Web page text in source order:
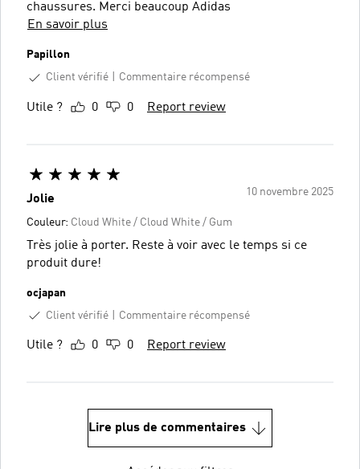
chaussures. Merci beaucoup Adidas
En savoir plus
Papillon
Client vérifié
Commentaire récompensé
Utile ? 0 0 Report review
10 novembre 2025
Jolie
Couleur: Cloud White / Cloud White / Gum
Très jolie à porter. Reste à voir avec le temps si ce
produit dure!
ocjapan
Client vérifié
Commentaire récompensé
Utile ? 0 0 Report review
Lire plus de commentaires